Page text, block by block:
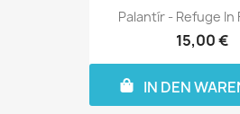
Palantír - Refuge In
15,00 €
IN DEN